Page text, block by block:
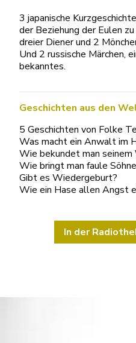
3 japanische
der Beziehung der Eulen
dreier Diener und 2
Und 2 russische Märchen,
bekanntes.
Geschichten aus den
5 Geschichten von Folke
Was macht ein Anwalt im
Wie bekundet man seinem
Wie bringt man faule
Gibt es Wiedergeburt?
Wie ein Hase allen Angst
In der